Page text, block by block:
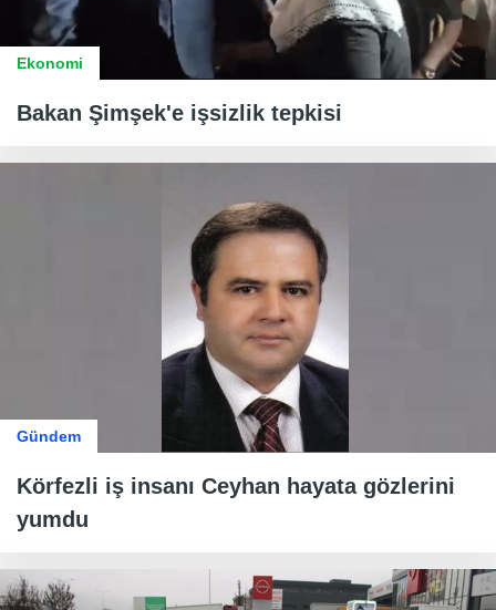
Ekonomi
Bakan Şimşek'e işsizlik tepkisi
Gündem
Körfezli iş insanı Ceyhan hayata gözlerini
yumdu